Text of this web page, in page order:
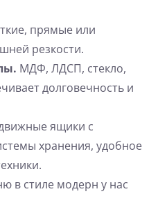
прямые или
резкости.
МДФ, ЛДСП, стекло,
долговечность и
ящики с
хранения, удобное
в стиле модерн у нас